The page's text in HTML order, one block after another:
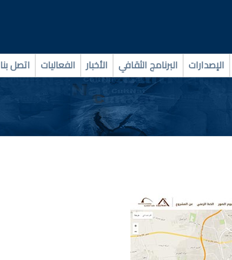
الإصدارات البرنامج الثقافي الأخبار الفعاليات اتصل بنا